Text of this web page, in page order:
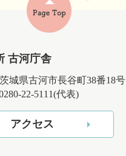
古河庁舎
城県古河市長谷町38番18号
22-5111(代表)
アクセス